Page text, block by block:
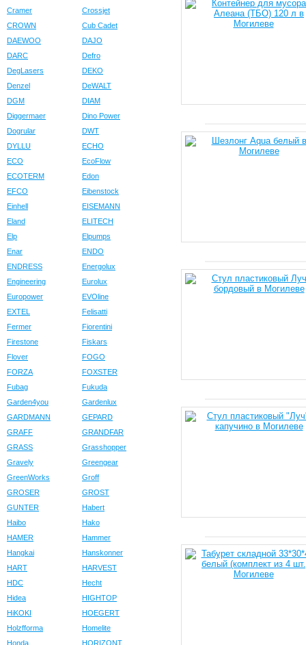
Cramer
Crossjet
CROWN
Cub Cadet
DAEWOO
DAJO
DARC
Defro
DegLasers
DEKO
Denzel
DeWALT
DGM
DIAM
Diggermaer
Dino Power
Dogrular
DWT
DYLLU
ECHO
ECO
EcoFlow
ECOTERM
Edon
EFCO
Eibenstock
Einhell
EISEMANN
Eland
ELITECH
Elp
Elpumps
Enar
ENDO
ENDRESS
Energolux
Engineering
Eurolux
Europower
EVOline
EXTEL
Felisatti
Fermer
Fiorentini
Firestone
Fiskars
Flover
FOGO
FORZA
FOXSTER
Fubag
Fukuda
Garden4you
Gardenlux
GARDMANN
GEPARD
GRAFF
GRANDFAR
GRASS
Grasshopper
Gravely
Greengear
GreenWorks
Groff
GROSER
GROST
GUNTER
Habert
Haibo
Hako
HAMER
Hammer
Hangkai
Hanskonner
HART
HARVEST
HDC
Hecht
Hidea
HIGHTOP
HiKOKI
HOEGERT
Holzfforma
Homelite
Honda
HORIZONT